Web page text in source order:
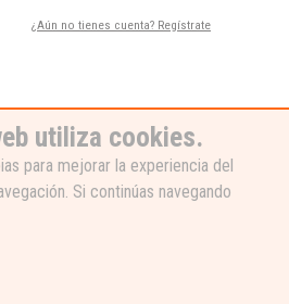
¿Aún no tienes cuenta? Regístrate
utiliza cookies.
para mejorar la experiencia del
Si continúas navegando
listo